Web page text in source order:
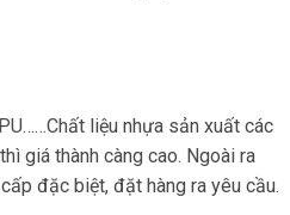
liệu nhựa sản xuất các
giá thành càng cao. Ngoài ra
đặc biệt, đặt hàng ra yêu cầu.